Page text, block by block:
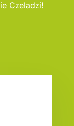
Czeladzi!